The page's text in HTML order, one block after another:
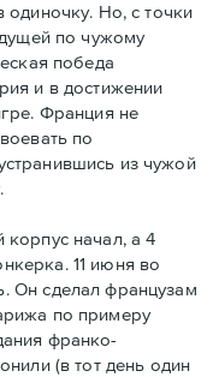
одиночку. Но, с точки
по чужому
победа
и в достижении
Франция не
по
из чужой
начал, а 4
11 июня во
Он сделал французам
по примеру
франко-
(в тот день один